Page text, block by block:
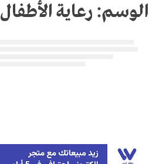
الوسم:رعاية الأطفال